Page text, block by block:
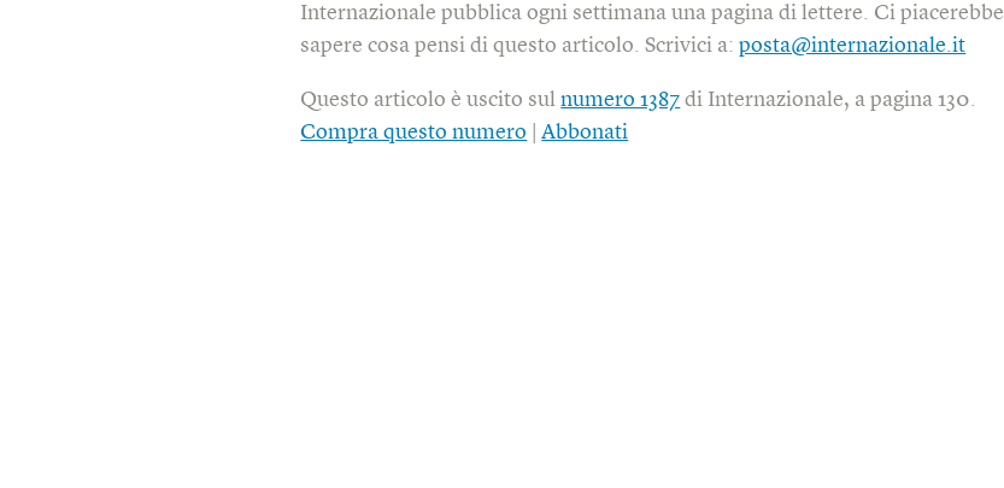
Internazionale pubblica ogni settimana una pagina di lettere. Ci piacerebbe
sapere cosa pensi di questo articolo. Scrivici a:posta@internazionale.it
Questo articolo è uscito sulnumero 1387 di Internazionale, a pagina 130.
Compra questo numero
Abbonati